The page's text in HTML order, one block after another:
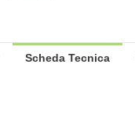
Scheda Tecnica